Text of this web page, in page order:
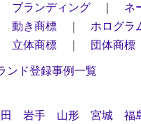
ブランディング ネ
動き商標 ホログラ
立体商標 団体商標
ンド登録事例一覧
岩手 山形 宮城
福